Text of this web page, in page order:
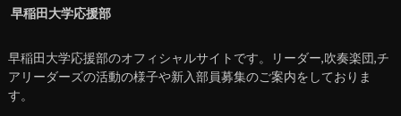
早稲田大学応援部
早稲田大学応援部のオフィシャルサイトです。リーダー,吹奏楽団,チ
アリーダーズの活動の様子や新入部員募集のご案内をしておりま
す。